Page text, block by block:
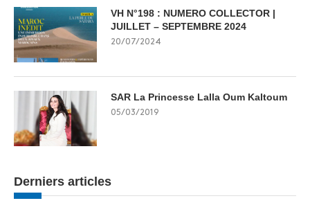
VH N°198 : NUMERO COLLECTOR |
JUILLET – SEPTEMBRE 2024
20/07/2024
SAR La Princesse Lalla Oum Kaltoum
05/03/2019
Derniers articles